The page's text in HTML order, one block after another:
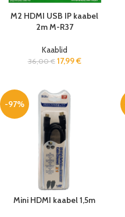
M2 HDMI USB IP kaabel
2m M-R37
Kaablid
36,00€ 17,99€
-97%
Mini HDMI kaabel 1,5m